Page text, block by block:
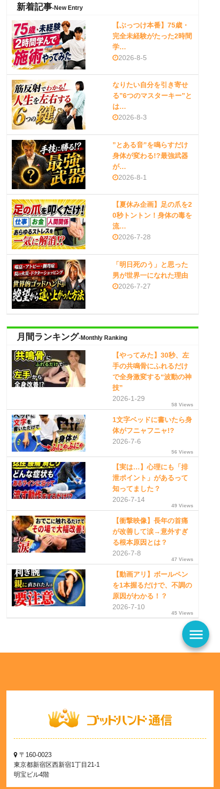
新着記事-New Entry
【ぶっつけ本番】75歳・
完全未経験がたった2時間
学…
2026-8-5
なりたい自分を引き寄せ
る”6つのマスターキー”と
は…
2026-8-3
”とある音”を鳴らすだけ
身体が変わる!?最強武器
が…
2026-8-1
【夏休み企画】足の爪を2
0秒トントン！身体の毒を
流…
2026-7-28
「明日死のう」と思った
男が世界一になれた理由
2026-7-27
月間ランキング-Monthly Ranking
【やってみた】30秒、左
手の共鳴骨にふれるだけ
で全身激変する“波動の神
技”
2026-1-29
58 Views
1文字ベッドに書いたら身
体がフニャフニャ!?
2026-7-6
56 Views
【実は…】心理にも「排
泄ポイント」があるって
知ってました？
2026-7-14
49 Views
【衝撃映像】長年の首痛
が改善して涙→意外すぎ
る根本原因とは？
2026-7-8
47 Views
【動画アリ】ボールペン
を1本握るだけで、不調の
原因がわかる！？
2026-7-10
45 Views
menu
〒160-0023
東京都新宿区西新宿1丁目21-1
明宝ビル4階